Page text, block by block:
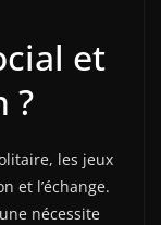
et
?
les jeux
et l’échange.
nécessite